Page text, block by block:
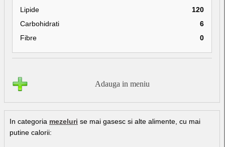
Lipide
120
Carbohidrati
6
Fibre
0
Adauga in meniu
In categoria mezeluri se mai gasesc si alte alimente, cu mai
putine calorii: